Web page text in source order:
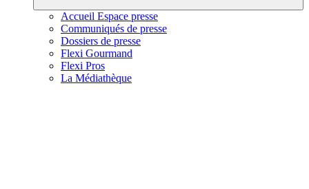
Accueil Espace presse
Communiqués de presse
Dossiers de presse
Flexi Gourmand
Flexi Pros
La Médiathèque